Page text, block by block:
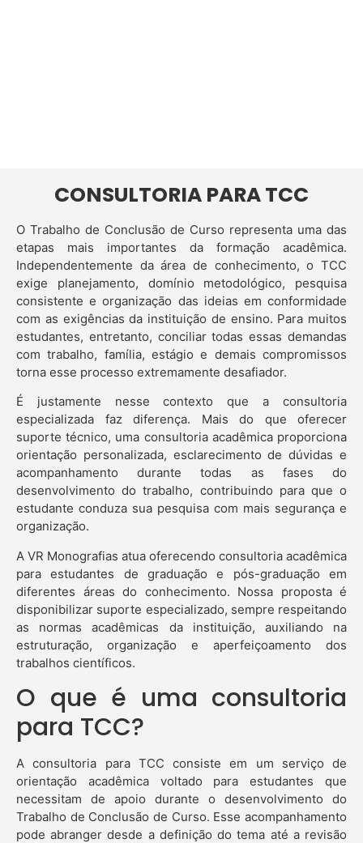
CONSULTORIA PARA TCC
O Trabalho de Conclusão de Curso representa uma das
etapas mais importantes da formação acadêmica.
Independentemente da área de conhecimento, o TCC
exige planejamento, domínio metodológico, pesquisa
consistente e organização das ideias em conformidade
com as exigências da instituição de ensino. Para muitos
estudantes, entretanto, conciliar todas essas demandas
com trabalho, família, estágio e demais compromissos
torna esse processo extremamente desafiador.
É justamente nesse contexto que a consultoria
especializada faz diferença. Mais do que oferecer
suporte técnico, uma consultoria acadêmica proporciona
orientação personalizada, esclarecimento de dúvidas e
acompanhamento durante todas as fases do
desenvolvimento do trabalho, contribuindo para que o
estudante conduza sua pesquisa com mais segurança e
organização.
A VR Monografias atua oferecendo consultoria acadêmica
para estudantes de graduação e pós-graduação em
diferentes áreas do conhecimento. Nossa proposta é
disponibilizar suporte especializado, sempre respeitando
as normas acadêmicas da instituição, auxiliando na
estruturação, organização e aperfeiçoamento dos
trabalhos científicos.
O que é uma consultoria
para TCC?
A consultoria para TCC consiste em um serviço de
orientação acadêmica voltado para estudantes que
necessitam de apoio durante o desenvolvimento do
Trabalho de Conclusão de Curso. Esse acompanhamento
pode abranger desde a definição do tema até a revisão